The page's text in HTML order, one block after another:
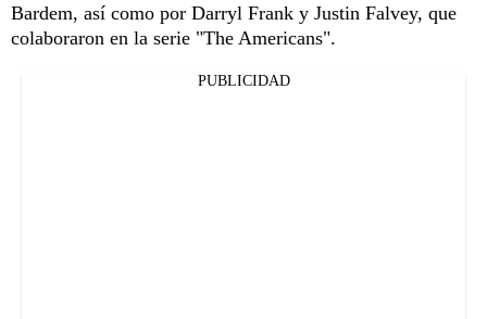
Bardem, así como por Darryl Frank y Justin Falvey, que
colaboraron en la serie "The Americans".
PUBLICIDAD